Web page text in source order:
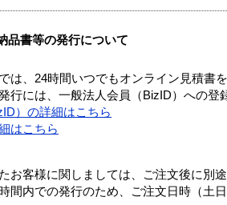
品書等の発行について
は、24時間いつでもオンライン見積書
行には、一般法人会員（BizID）への登
）の詳細はこちら
はこちら
お客様に関しましては、ご注文後に別途
間内での発行のため、ご注文日時（土